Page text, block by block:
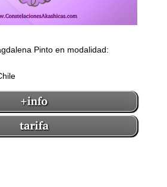
Pinto en modalidad: